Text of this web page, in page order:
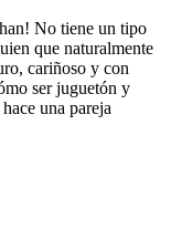
No tiene un tipo
que naturalmente
cariñoso y con
ser juguetón y
una pareja